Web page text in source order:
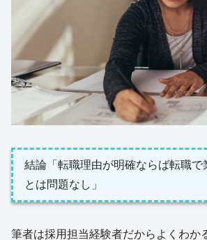
結論「転職理由が明確ならば転職で
とは問題なし」
筆者は採用担当経験者だからよくわか